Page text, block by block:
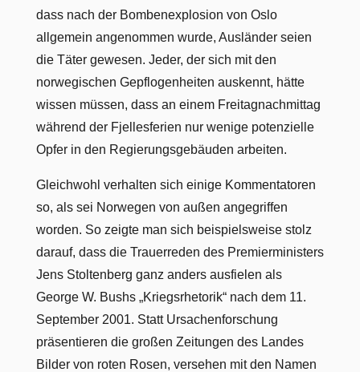
dass nach der Bombenexplosion von Oslo
allgemein angenommen wurde, Ausländer seien
die Täter gewesen. Jeder, der sich mit den
norwegischen Gepflogenheiten auskennt, hätte
wissen müssen, dass an einem Freitagnachmittag
während der Fjellesferien nur wenige potenzielle
Opfer in den Regierungsgebäuden arbeiten.
Gleichwohl verhalten sich einige Kommentatoren
so, als sei Norwegen von außen angegriffen
worden. So zeigte man sich beispielsweise stolz
darauf, dass die Trauerreden des Premierministers
Jens Stoltenberg ganz anders ausfielen als
George W. Bushs „Kriegsrhetorik“ nach dem 11.
September 2001. Statt Ursachenforschung
präsentieren die großen Zeitungen des Landes
Bilder von roten Rosen, versehen mit den Namen